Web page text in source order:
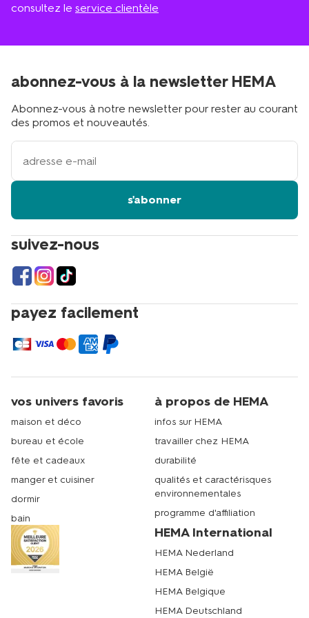
consultez le service clientèle
suivez-nous
payez facilement
abonnez-vous à la newsletter HEMA
Abonnez-vous à notre newsletter pour rester au courant
des promos et nouveautés.
votre
adresse
s'abonner
vos univers favoris
maison et déco
bureau et école
fête et cadeaux
manger et cuisiner
dormir
bain
à propos de HEMA
infos sur HEMA
travailler chez HEMA
durabilité
qualités et caractérisques
environnementales
programme d'affiliation
HEMA International
HEMA Nederland
HEMA België
HEMA Belgique
HEMA Deutschland